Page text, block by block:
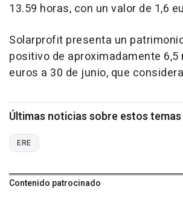
13.59 horas, con un valor de 1,6
Solarprofit presenta un
positivo de aproximadamente 6,5
euros a 30 de junio, que
Últimas noticias sobre estos temas
ERE
Contenido patrocinado